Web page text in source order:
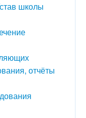
школы
отчёты